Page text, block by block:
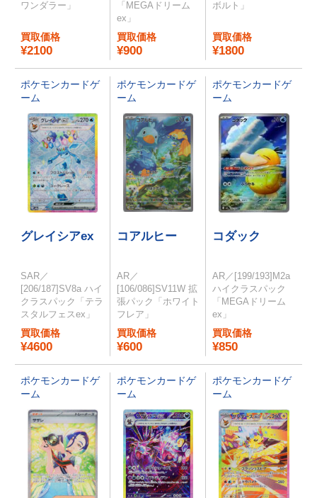
ワンダラー」
買取価格
¥2100
「MEGAドリーム
ex」
買取価格
¥900
ボルト」
買取価格
¥1800
ポケモンカードゲ
ーム
グレイシアex
SAR／
[206/187]SV8a ハイ
クラスパック「テラ
スタルフェスex」
買取価格
¥4600
ポケモンカードゲ
ーム
コアルヒー
AR／
[106/086]SV11W 拡
張パック「ホワイト
フレア」
買取価格
¥600
ポケモンカードゲ
ーム
コダック
AR／[199/193]M2a
ハイクラスパック
「MEGAドリーム
ex」
買取価格
¥850
ポケモンカードゲ
ーム
ポケモンカードゲ
ーム
ポケモンカードゲ
ーム